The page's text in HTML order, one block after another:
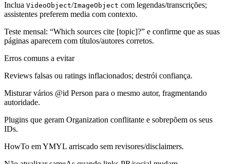
Inclua VideoObject/ImageObject com legendas/transcrições;
assistentes preferem media com contexto.
Teste mensal: “Which sources cite [topic]?” e confirme que as suas
páginas aparecem com títulos/autores corretos.
Erros comuns a evitar
Reviews falsas ou ratings inflacionados; destrói confiança.
Misturar vários @id Person para o mesmo autor, fragmentando
autoridade.
Plugins que geram Organization conflitante e sobrepõem os seus
IDs.
HowTo em YMYL arriscado sem revisores/disclaimers.